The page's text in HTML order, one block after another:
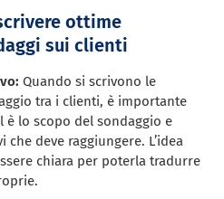
ottime
sui clienti
Quando si scrivono le
tra i clienti, è importante
è lo scopo del sondaggio e
deve raggiungere. L’idea
chiara per poterla tradurre